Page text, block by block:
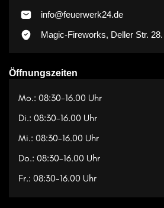
info@feuerwerk24.de
Magic-Fireworks, Deller Str.
Öffnungszeiten
Mo.: 08:30-16.00 Uhr
Di.: 08:30-16.00 Uhr
Mi.: 08:30-16.00 Uhr
Do.: 08:30-16.00 Uhr
Fr.: 08:30-16.00 Uhr